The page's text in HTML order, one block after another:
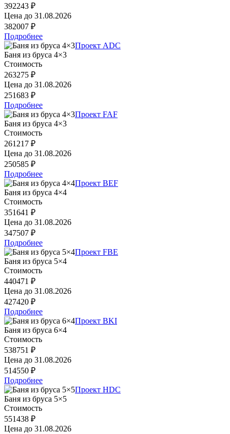
392243 ₽
Цена до 31.08.2026
382007 ₽
Подробнее
Проект ADC
Баня из бруса 4×3
Стоимость
263275 ₽
Цена до 31.08.2026
251683 ₽
Подробнее
Проект FAF
Баня из бруса 4×3
Стоимость
261217 ₽
Цена до 31.08.2026
250585 ₽
Подробнее
Проект BEF
Баня из бруса 4×4
Стоимость
351641 ₽
Цена до 31.08.2026
347507 ₽
Подробнее
Проект FBE
Баня из бруса 5×4
Стоимость
440471 ₽
Цена до 31.08.2026
427420 ₽
Подробнее
Проект BKI
Баня из бруса 6×4
Стоимость
538751 ₽
Цена до 31.08.2026
514550 ₽
Подробнее
Проект HDC
Баня из бруса 5×5
Стоимость
551438 ₽
Цена до 31.08.2026